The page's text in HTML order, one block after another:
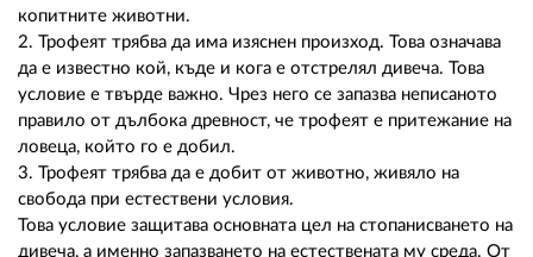
копитните животни.
2. Трофеят трябва да има изяснен произход. Това означава
да е известно кой, къде и кога е отстрелял дивеча. Това
условие е твърде важно. Чрез него се запазва неписаното
правило от дълбока древност, че трофеят е притежание на
ловеца, който го е добил.
3. Трофеят трябва да е добит от животно, живяло на
свобода при естествени условия.
Това условие защитава основната цел на стопанисването на
дивеча, а именно запазването на естествената му среда. От